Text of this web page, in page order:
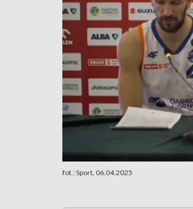
fot.: Sport, 06.04.2025